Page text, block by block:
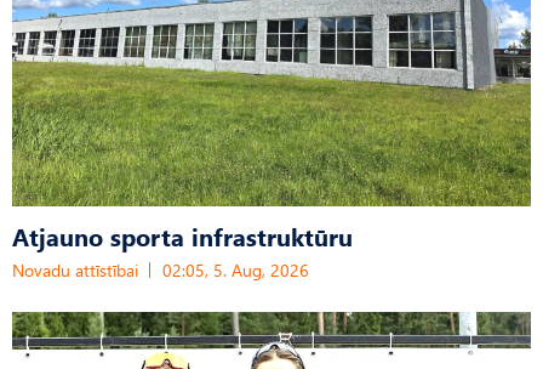
Atjauno sporta infrastruktūru
Novadu attīstībai 02:05, 5. Aug, 2026